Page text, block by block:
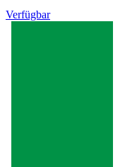
Verfügbar